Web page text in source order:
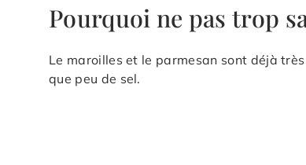
Pourquoi ne pas trop
Le maroilles et le parmesan sont déjà
que peu de sel.